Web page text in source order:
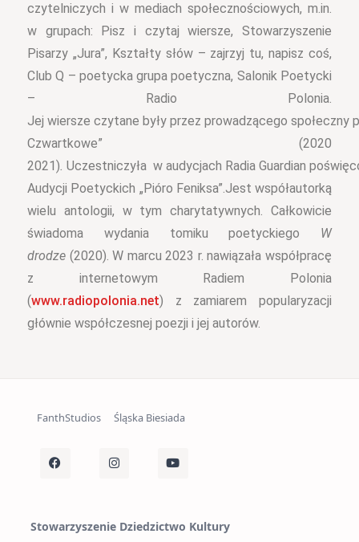
czytelniczych i w mediach społecznościowych, m.in.
w grupach: Pisz i czytaj wiersze, Stowarzyszenie
Pisarzy „Jura”, Kształty słów – zajrzyj tu, napisz coś,
Club Q – poetycka grupa poetyczna, Salonik Poetycki
– Radio Polonia.
Jej wiersze czytane były przez prowadzącego społeczny
Czwartkowe” (2020
2021). Uczestniczyła w audycjach Radia Guardian
Audycji Poetyckich „Pióro Feniksa”.Jest współautorką
wielu antologii, w tym charytatywnych. Całkowicie
świadoma wydania tomiku poetyckiego W
drodze (2020). W marcu 2023 r. nawiązała współpracę
z internetowym Radiem Polonia
(www.radiopolonia.net) z zamiarem popularyzacji
głównie współczesnej poezji i jej autorów.
FanthStudios Śląska Biesiada
Stowarzyszenie Dziedzictwo Kultury